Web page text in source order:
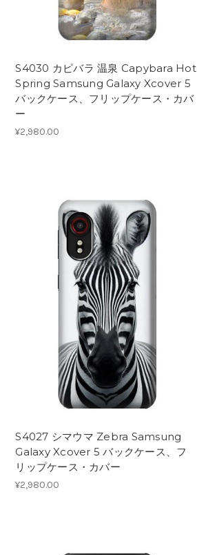
S4030 カピバラ 温泉 Capybara Hot
Spring Samsung Galaxy Xcover 5
バックケース、フリップケース・カバ
ー
¥2,980.00
S4027 シマウマ Zebra Samsung
Galaxy Xcover 5 バックケース、フ
リップケース・カバー
¥2,980.00